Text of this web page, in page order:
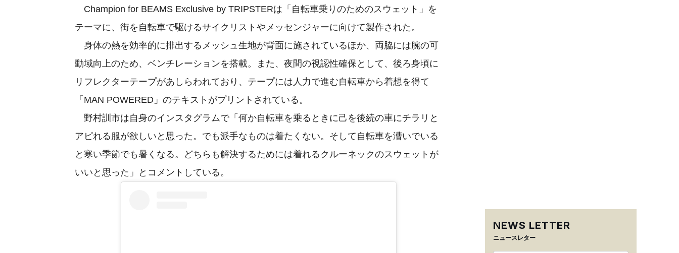
Champion for BEAMS Exclusive by TRIPSTERは「自転車乗りのためのスウェット」を
テーマに、街を自転車で駆けるサイクリストやメッセンジャーに向けて製作された。
身体の熱を効率的に排出するメッシュ生地が背面に施されているほか、両脇には腕の可
動域向上のため、ベンチレーションを搭載。また、夜間の視認性確保として、後ろ身頃に
リフレクターテープがあしらわれており、テープには人力で進む自転車から着想を得て
「MAN POWERED」のテキストがプリントされている。
野村訓市は自身のインスタグラムで「何か自転車を乗るときに己を後続の車にチラリと
アピれる服が欲しいと思った。でも派手なものは着たくない。そして自転車を漕いでいる
と寒い季節でも暑くなる。どちらも解決するためには着れるクルーネックのスウェットが
いいと思った」とコメントしている。
NEWS LETTER
ニュースレター